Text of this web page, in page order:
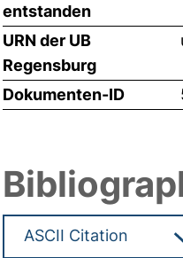
entstanden
URN der UB
Regensburg
Dokumenten-ID